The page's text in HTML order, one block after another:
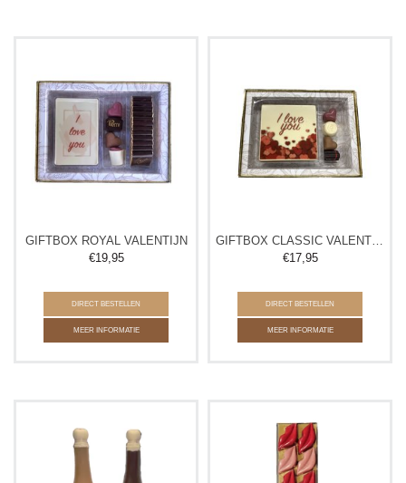
GIFTBOX ROYAL VALENTIJN
€19,95
DIRECT BESTELLEN
MEER INFORMATIE
GIFTBOX CLASSIC VALENTIJN
€17,95
DIRECT BESTELLEN
MEER INFORMATIE